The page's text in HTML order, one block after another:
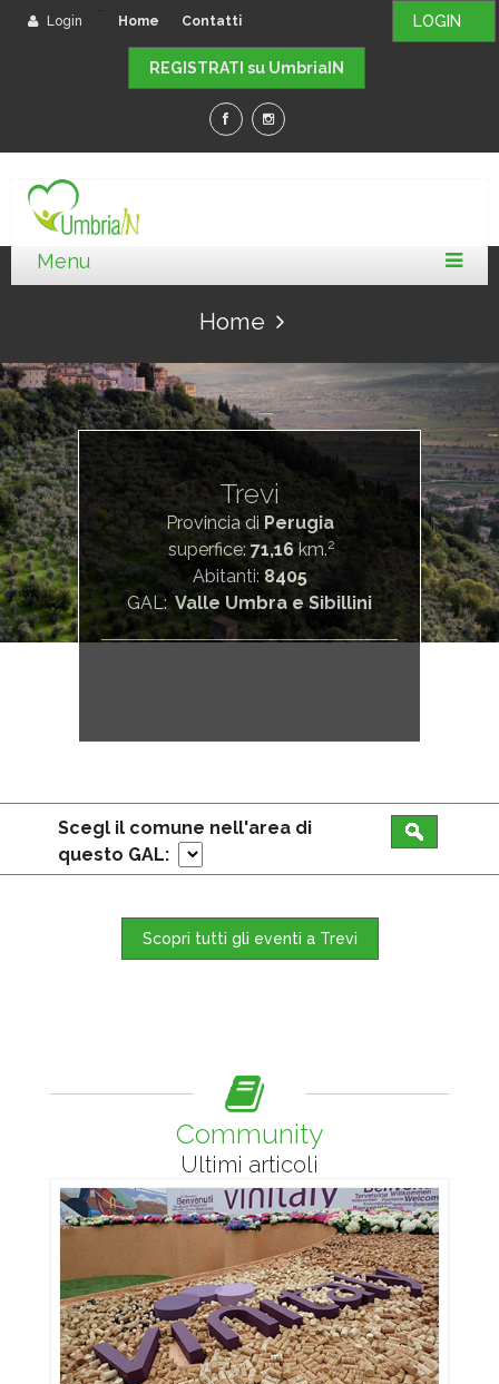
LOGIN
Login Home Contatti
REGISTRATI su UmbriaIN
Home
Trevi
Provincia di Perugia
superfice: 71,16 km.2
Abitanti: 8405
GAL: Valle Umbra e Sibillini
Scegl il comune nell'area di
questo GAL:
Scopri tutti gli eventi a Trevi
Community
Ultimi articoli